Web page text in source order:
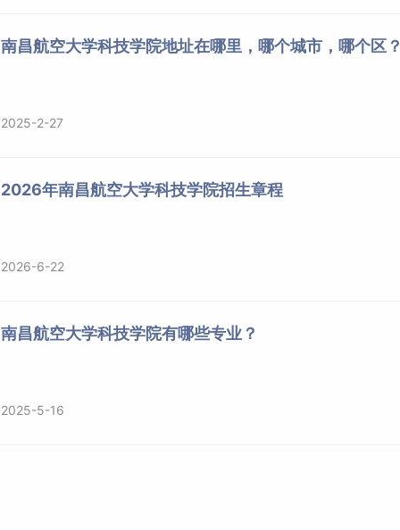
南昌航空大学科技学院地址在哪里，哪个城市，哪个区？
2025-2-27
2026年南昌航空大学科技学院招生章程
2026-6-22
南昌航空大学科技学院有哪些专业？
2025-5-16